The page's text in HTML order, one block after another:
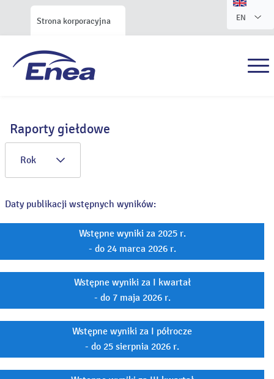
Strona korporacyjna EN
Raporty giełdowe
Rok
Daty publikacji wstępnych wyników:
Wstępne wyniki za 2025 r.
- do 24 marca 2026 r.
Wstępne wyniki za I kwartał
- do 7 maja 2026 r.
Wstępne wyniki za I półrocze
- do 25 sierpnia 2026 r.